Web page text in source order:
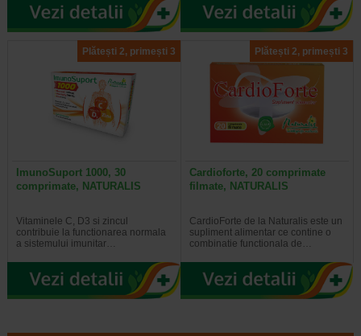
Plătești 2, primești 3
ImunoSuport 1000, 30
comprimate, NATURALIS
Vitaminele C, D3 si zincul
contribuie la functionarea normala
a sistemului imunitar…
Plătești 2, primești 3
Cardioforte, 20 comprimate
filmate, NATURALIS
CardioForte de la Naturalis este un
supliment alimentar ce contine o
combinatie functionala de…